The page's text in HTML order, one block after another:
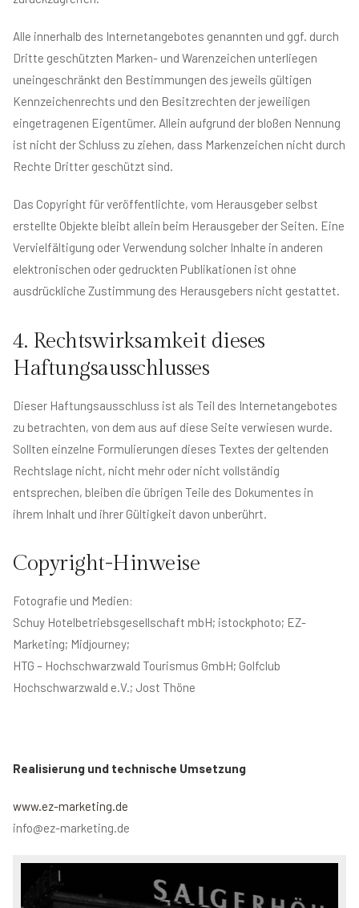
Alle innerhalb des Internetangebotes genannten und ggf. durch
Dritte geschützten Marken- und Warenzeichen unterliegen
uneingeschränkt den Bestimmungen des jeweils gültigen
Kennzeichenrechts und den Besitzrechten der jeweiligen
eingetragenen Eigentümer. Allein aufgrund der bloßen Nennung
ist nicht der Schluss zu ziehen, dass Markenzeichen nicht durch
Rechte Dritter geschützt sind.
Das Copyright für veröffentlichte, vom Herausgeber selbst
erstellte Objekte bleibt allein beim Herausgeber der Seiten. Eine
Vervielfältigung oder Verwendung solcher Inhalte in anderen
elektronischen oder gedruckten Publikationen ist ohne
ausdrückliche Zustimmung des Herausgebers nicht gestattet.
4. Rechtswirksamkeit dieses
Haftungsausschlusses
Dieser Haftungsausschluss ist als Teil des Internetangebotes
zu betrachten, von dem aus auf diese Seite verwiesen wurde.
Sollten einzelne Formulierungen dieses Textes der geltenden
Rechtslage nicht, nicht mehr oder nicht vollständig
entsprechen, bleiben die übrigen Teile des Dokumentes in
ihrem Inhalt und ihrer Gültigkeit davon unberührt.
Copyright-Hinweise
Fotografie und Medien:
Schuy Hotelbetriebsgesellschaft mbH; istockphoto; EZ-
Marketing; Midjourney;
HTG – Hochschwarzwald Tourismus GmbH; Golfclub
Hochschwarzwald e.V.; Jost Thöne
Realisierung und technische Umsetzung
www.ez-marketing.de
info@ez-marketing.de